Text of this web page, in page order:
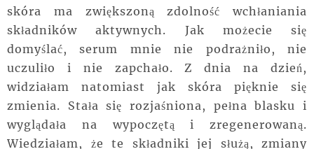
skóra ma zwiększoną zdolność wchłaniania
składników aktywnych. Jak możecie się
domyślać, serum mnie nie podrażniło, nie
uczuliło i nie zapchało. Z dnia na dzień,
widziałam natomiast jak skóra pięknie się
zmienia. Stała się rozjaśniona, pełna blasku i
wyglądała na wypoczętą i zregenerowaną.
Wiedziałam, że te składniki jej służą, zmiany